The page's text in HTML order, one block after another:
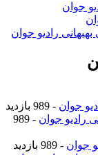
جوان
بهبهانی رادیو جوان
جوان - 989 بازدید
رادیو جوان
- 989
جوان - 989 بازدید